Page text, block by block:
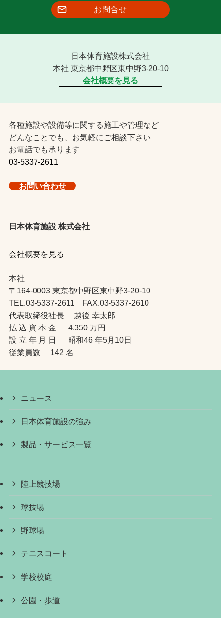
お問合せ
日本体育施設株式会社
本社 東京都中野区東中野3-20-10
会社概要を見る
各種施設や設備等に関する施工や管理など
どんなことでも、お気軽にご相談下さい
お電話でも承ります
03-5337-2611
お問い合わせ
日本体育施設 株式会社
会社概要を見る
本社
〒164-0003 東京都中野区東中野3-20-10
TEL.03-5337-2611 FAX.03-5337-2610
代表取締役社長 越後 幸太郎
払 込 資 本 金 4,350 万円
設 立 年 月 日 昭和46 年5月10日
従業員数 142 名
ニュース
日本体育施設の強み
製品・サービス一覧
陸上競技場
球技場
野球場
テニスコート
学校校庭
公園・歩道